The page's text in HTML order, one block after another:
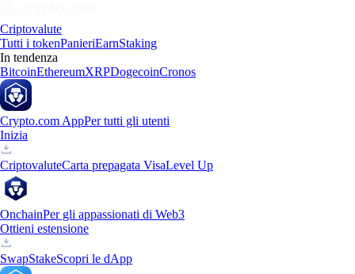
Criptovalute
Tutti i tokenPanieriEarnStaking
In tendenza
BitcoinEthereumXRPDogecoinCronos
Crypto.com AppPer tutti gli utenti
Inizia
CriptovaluteCarta prepagata VisaLevel Up
OnchainPer gli appassionati di Web3
Ottieni estensione
SwapStakeScopri le dApp